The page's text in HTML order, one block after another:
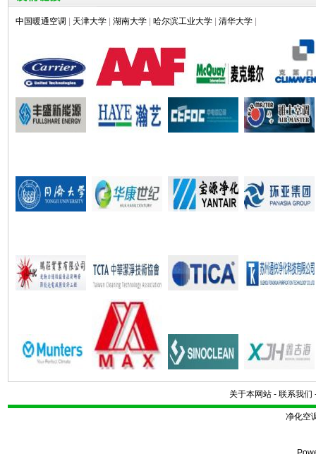
中国暖通空调 天津大学 湖南大学 哈尔滨工业大学 清华大学
关于本网站 - 联系我们
净化空